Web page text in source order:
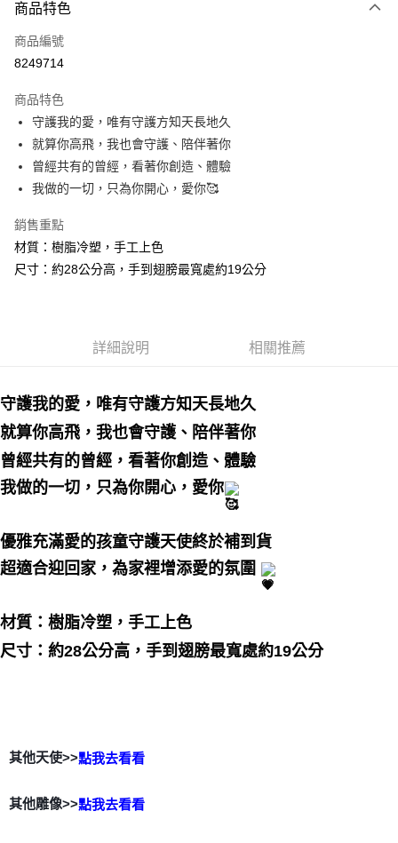
信用卡一次付款
LINE Pay
街口支付
悠遊付
ATM付款
運送方式
賣家宅配幫您送（台灣）
每筆NT$80，滿NT$3,000(含以上)免運費
免運費
商品特色
商品編號
8249714
商品特色
守護我的愛，唯有守護方知天長地久
就算你高飛，我也會守護、陪伴著你
曾經共有的曾經，看著你創造、體驗
我做的一切，只為你開心，愛你🥰
銷售重點
材質：樹脂冷塑，手工上色
尺寸：約28公分高，手到翅膀最寬處約19公分
詳細說明 相關推薦
守護我的愛，唯有守護方知天長地久
就算你高飛，我也會守護、陪伴著你
曾經共有的曾經，看著你創造、體驗
我做的一切，只為你開心，愛你
優雅充滿愛的孩童守護天使終於補到貨
超適合迎回家，為家裡增添愛的氛圍
材質：樹脂冷塑，手工上色
尺寸：約28公分高，手到翅膀最寬處約19公分
其他天使>>點我去看看
其他雕像>>點我去看看